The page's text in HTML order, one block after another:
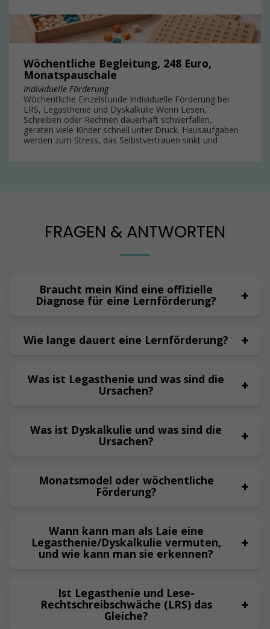
Hause. So bleibt die Förderung wirksam, strukturiert
und motivierend. Kosten: 119 Euro /Monat
Wöchentliche Begleitung, 248 Euro,
Monatspauschale
Individuelle Förderung
Wöchentliche Einzelstunde Individuelle Förderung bei
LRS, Legasthenie und Dyskalkulie Wenn Lesen,
Schreiben oder Rechnen dauerhaft schwerfallen,
geraten viele Kinder schnell unter Druck. Hausaufgaben
werden zum Stress, das Selbstvertrauen sinkt und
Lernorganisation. So entsteht langfristig mehr
FRAGEN & ANTWORTEN
Braucht mein Kind eine offizielle
Diagnose für eine Lernförderung?
Wie lange dauert eine Lernförderung?
Was ist Legasthenie und was sind die
Ursachen?
Was ist Dyskalkulie und was sind die
Ursachen?
Monatsmodel oder wöchentliche
Förderung?
Wann kann man als Laie eine
Legasthenie/Dyskalkulie vermuten,
und wie kann man sie erkennen?
Ist Legasthenie und Lese-
Rechtschreibschwäche (LRS) das
Gleiche?